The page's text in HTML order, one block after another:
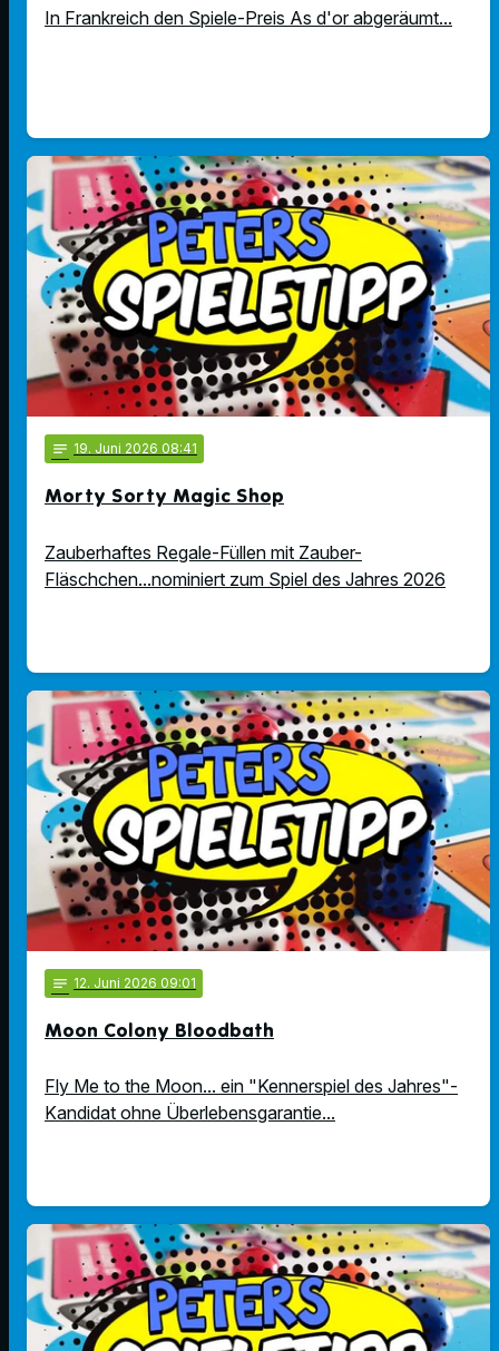
In Frankreich den Spiele-Preis As d'or abgeräumt...
notes 19. Juni 2026 08:41
Morty Sorty Magic Shop
Zauberhaftes Regale-Füllen mit Zauber-
Fläschchen...nominiert zum Spiel des Jahres 2026
notes 12. Juni 2026 09:01
Moon Colony Bloodbath
Fly Me to the Moon... ein "Kennerspiel des Jahres"-
Kandidat ohne Überlebensgarantie...